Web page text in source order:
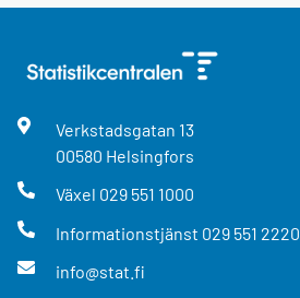
Verkstadsgatan 13
00580 Helsingfors
Växel 029 551 1000
Informationstjänst 029 551 2220
info@stat.fi